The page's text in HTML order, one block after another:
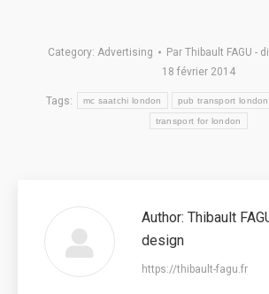
Category: Advertising Par Thibault FAGU -
18 février 2014
Tags: mc saatchi london pub transport london
transport for london
Author: Thibault
design
https://thibault-fagu.fr